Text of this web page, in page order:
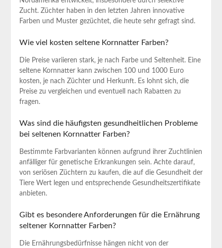
Zucht. Züchter haben in den‍ letzten Jahren‍ innovative
Farben und Muster gezüchtet, die⁤ heute sehr ‍gefragt sind.
Wie viel kosten seltene ⁤Kornnatter Farben?
Die Preise variieren‌ stark, je nach Farbe und Seltenheit. Eine
seltene Kornnatter kann zwischen‌ 100⁣ und 1000 Euro
kosten, je nach Züchter‍ und Herkunft.⁣ Es lohnt‌ sich,‍ die
Preise zu‌ vergleichen und⁢ eventuell nach ​Rabatten ⁤zu ​
fragen.
Was sind die häufigsten gesundheitlichen Probleme ​
bei seltenen​ Kornnatter Farben?
Bestimmte Farbvarianten können aufgrund ihrer ‌Zuchtlinien⁣
anfälliger ‍für genetische Erkrankungen⁣ sein. Achte ‌darauf,
von seriösen Züchtern zu kaufen, die auf die‍ Gesundheit der
Tiere ​Wert⁢ legen und entsprechende Gesundheitszertifikate
anbieten.
Gibt es besondere Anforderungen für die⁣ Ernährung
⁣seltener Kornnatter Farben?
Die Ernährungsbedürfnisse hängen⁣ nicht ‌von der